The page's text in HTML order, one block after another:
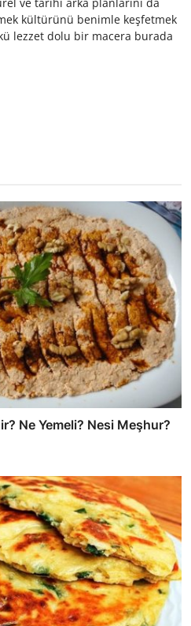
kültürünü benimle keşfetmek
lezzet dolu bir macera burada
Ne Yemeli? Nesi Meşhur?